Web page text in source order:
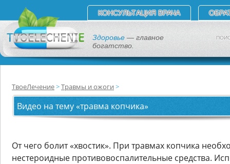
КОНСУЛЬТАЦИЯ ВРАЧА
Здоровье — главное
богатство.
ТвоеЛечение Травмы и ожоги
Видео на тему «травма копчика»
От чего болит «хвостик». При травмах копчика
нестероидные противовоспалительные средства.